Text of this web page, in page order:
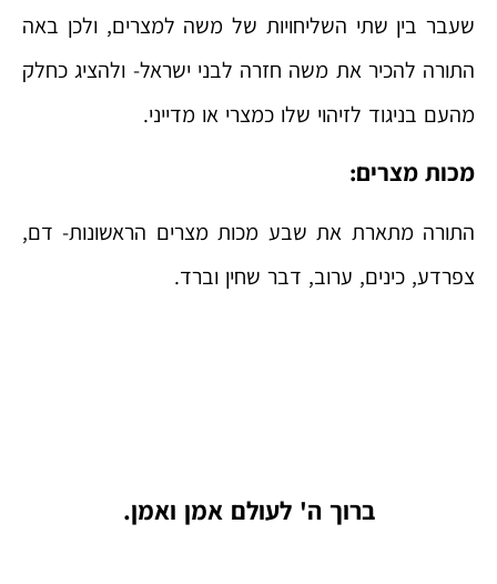
שעבר בין שתי השליחויות של משה למצרים, ולכן באה
התורה להכיר את משה חזרה לבני ישראל- ולהציג כחלק
מהעם בניגוד לזיהוי שלו כמצרי או מדייני.
מכות מצרים:
התורה מתארת את שבע מכות מצרים הראשונות- דם,
צפרדע, כינים, ערוב, דבר שחין וברד.
ברוך ה' לעולם אמן ואמן.